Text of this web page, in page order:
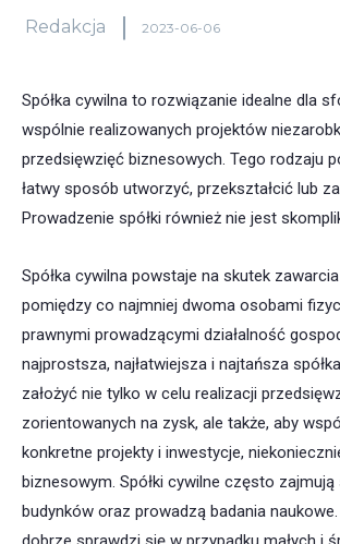
Redakcja 2023-06-06
Spółka cywilna to rozwiązanie idealne dla
wspólnie realizowanych projektów
przedsięwzięć biznesowych. Tego rodzaju
łatwy sposób utworzyć, przekształcić lub
Prowadzenie spółki również nie jest
Spółka cywilna powstaje na skutek
pomiędzy co najmniej dwoma osobami
prawnymi prowadzącymi działalność
najprostsza, najłatwiejsza i najtańsza
założyć nie tylko w celu realizacji
zorientowanych na zysk, ale także, aby
konkretne projekty i inwestycje,
biznesowym. Spółki cywilne często
budynków oraz prowadzą badania naukowe.